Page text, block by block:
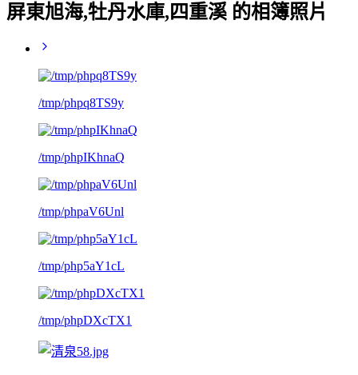
屏東旭海,牡丹水庫,四重溪 的相簿照片
/tmp/phpq8TS9y
/tmp/phpIKhnaQ
/tmp/phpaV6Unl
/tmp/php5aY1cL
/tmp/phpDXcTX1